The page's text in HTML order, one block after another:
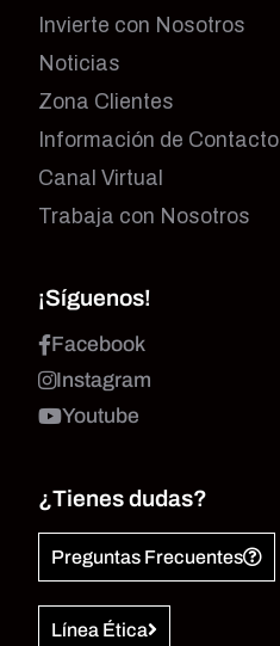
Invierte con Nosotros
Noticias
Zona Clientes
Información de Contacto
Canal Virtual
Trabaja con Nosotros
¡Síguenos!
Facebook
Instagram
Youtube
¿Tienes dudas?
Preguntas Frecuentes
Línea Ética